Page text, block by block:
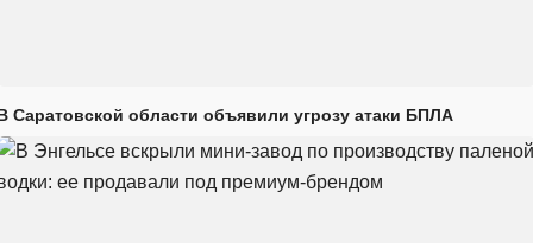
Саратовской области объявили угрозу атаки БПЛА